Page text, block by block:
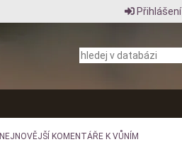
Přihlášení
NEJNOVĚJŠÍ KOMENTÁŘE K VŮNÍM